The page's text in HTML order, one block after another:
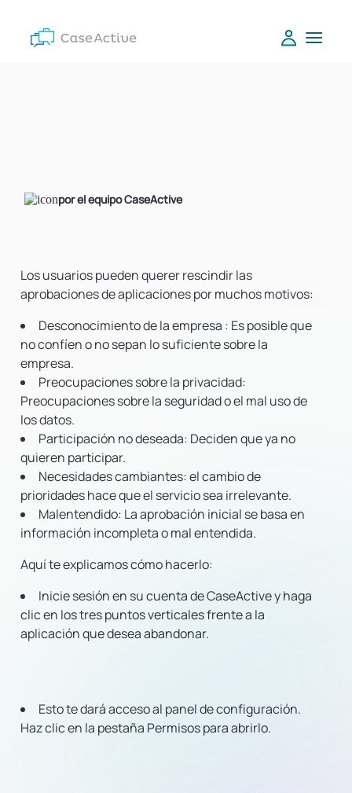
por el equipo CaseActive
Los usuarios pueden querer rescindir las
aprobaciones de aplicaciones por muchos motivos:
Desconocimiento de la empresa : Es posible que
no confíen o no sepan lo suficiente sobre la
empresa.
Preocupaciones sobre la privacidad:
Preocupaciones sobre la seguridad o el mal uso de
los datos.
Participación no deseada: Deciden que ya no
quieren participar.
Necesidades cambiantes:el cambio de
prioridades hace que el servicio sea irrelevante.
Malentendido: La aprobación inicial se basa en
información incompleta o mal entendida.
Aquí te explicamos cómo hacerlo:
Inicie sesión en su cuenta de CaseActive y haga
clic en los tres puntos verticales frente a la
aplicación que desea abandonar.
Esto te dará acceso al panel de configuración.
Haz clic en la pestaña Permisos para abrirlo.